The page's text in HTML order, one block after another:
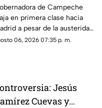
Layda
viaja en
clase hacia
de Campeche
en primera clase hacia
a pesar de la austeridad
06, 2026 07:35 p. m.
Jesús
Cuevas y